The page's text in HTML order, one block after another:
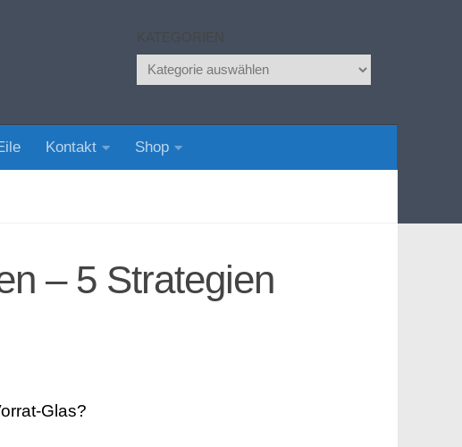
KATEGORIEN
Kategorien
Kontakt Shop
– 5 Strategien
Glas?